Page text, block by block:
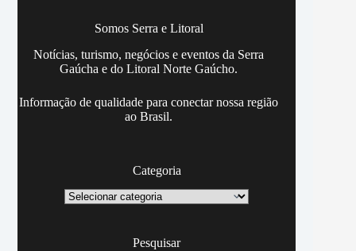
Somos Serra e Litoral
Notícias, turismo, negócios e eventos da Serra
Gaúcha e do Litoral Norte Gaúcho.
Informação de qualidade para conectar nossa região
ao Brasil.
Categoria
Categoria
Pesquisar